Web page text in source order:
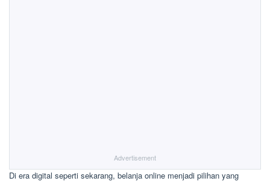
Advertisement
Di era digital seperti sekarang, belanja online menjadi pilihan yang